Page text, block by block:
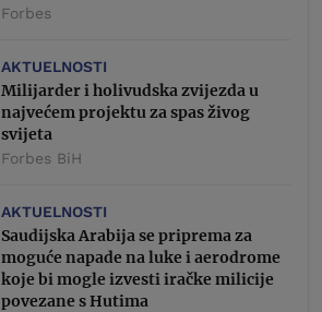
Forbes
AKTUELNOSTI
Milijarder i holivudska zvijezda u
najvećem projektu za spas živog
svijeta
Forbes BiH
AKTUELNOSTI
Saudijska Arabija se priprema za
moguće napade na luke i aerodrome
koje bi mogle izvesti iračke milicije
povezane s Hutima